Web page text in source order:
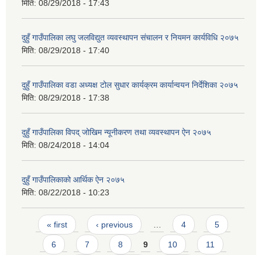
मिति: 08/29/2018 - 17:43
दुहुँ गाउँपालिका लघु जलविद्युत व्यवस्थापन संचालन र नियमन कार्यविधि २०७५
मिति: 08/29/2018 - 17:40
दुहुँ गाउँपालिका वडा अध्यक्ष टोल सुधार कार्यक्रम कार्यान्वयन निर्देशिका २०७५
मिति: 08/29/2018 - 17:38
दुहुँ गाउँपालिका विपद् जोखिम न्यूनीकरण तथा व्यवस्थापन ऐन २०७५
मिति: 08/24/2018 - 14:04
दुहुँ गाउँपालिकाको आर्थिक ऐन २०७५
मिति: 08/22/2018 - 10:23
Pages
« first ‹ previous 4 5
6 7 8 9 10 11